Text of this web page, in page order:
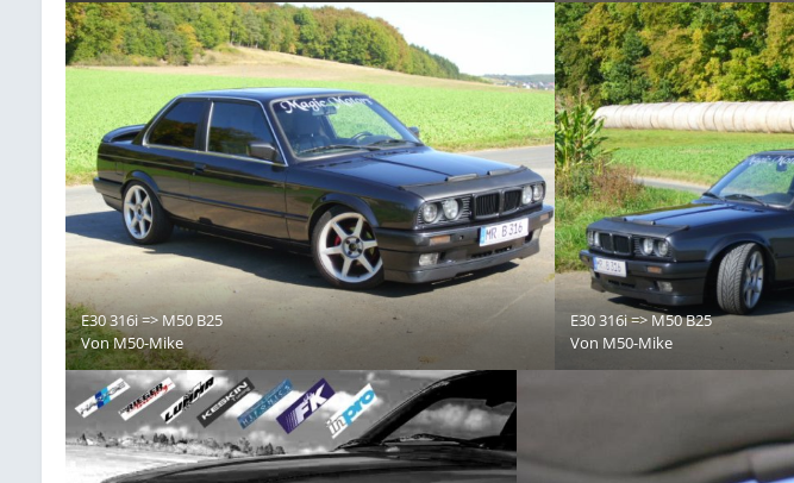
E30 316i => M50 B25
VonM50-Mike
E30 316i => M50 B25
Von M50-Mike